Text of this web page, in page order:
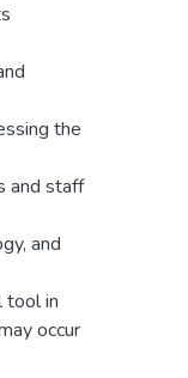
the
and staff
and
tool in
occur